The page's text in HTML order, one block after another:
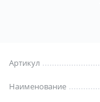
Артикул
Наименование